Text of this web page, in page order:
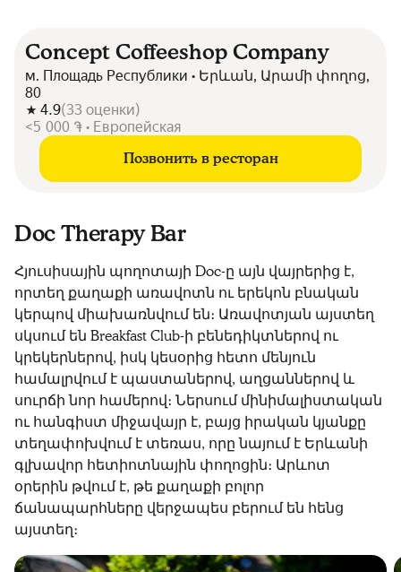
Concept Coffeeshop Company
м. Площадь Республики • Երևան, Արամի փողոց,
80
4.9(33 оценки)
<5 000 ֏ • Европейская
Позвонить в ресторан
Doc Therapy Bar
Հյուսիսային պողոտայի Doc-ը այն վայրերից է,
որտեղ քաղաքի առավոտն ու երեկոն բնական
կերպով միախառնվում են։ Առավոտյան այստեղ
սկսում են Breakfast Club-ի բենեդիկտներով ու
կրեկերներով, իսկ կեսօրից հետո մենյուն
համալրվում է պաստաներով, աղցաններով և
սուրճի նոր համերով։ Ներսում մինիմալիստական
ու հանգիստ միջավայր է, բայց իրական կյանքը
տեղափոխվում է տեռաս, որը նայում է Երևանի
գլխավոր հետիոտնային փողոցին։ Արևոտ
օրերին թվում է, թե քաղաքի բոլոր
ճանապարհները վերջապես բերում են հենց
այստեղ։